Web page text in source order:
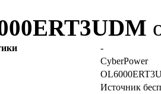
-
CyberPower
Источник